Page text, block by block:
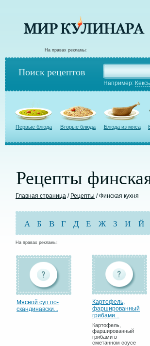
На правах рекламы:
Поиск рецептов
Например:
Первые блюда Вторые блюда Блюда из мяса
Рецепты
Главная страница / Рецепты / Финская кухня
А Б В Г Д Е Ж З И Й
На правах рекламы:
Мясной суп по-
скандинавски...
Картофель,
фаршированный
грибами...
Картофель,
фаршированный
грибами в
сметанном соусе